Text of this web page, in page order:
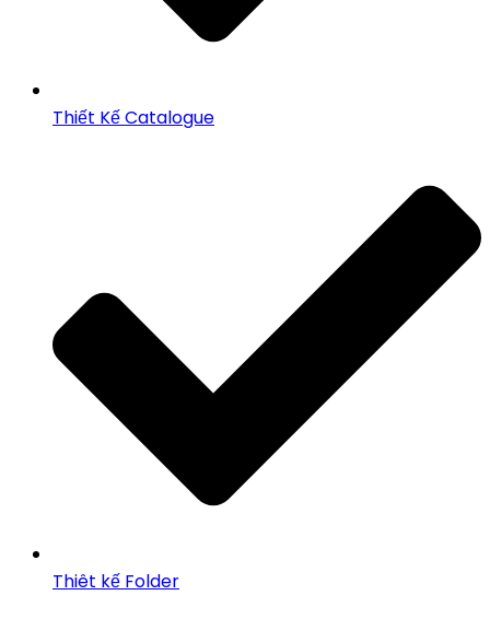
Thiết Kế Catalogue
Thiêt kế Folder